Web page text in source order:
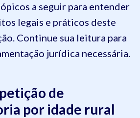
a seguir para entender
legais e práticos deste
Continue sua leitura para
jurídica necessária.
de
por idade rural